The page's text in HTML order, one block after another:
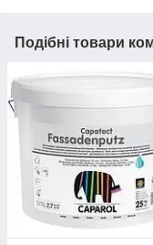
Подібні товари